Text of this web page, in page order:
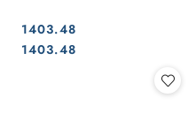
Cena:
1403.48
Cena:
1403.48